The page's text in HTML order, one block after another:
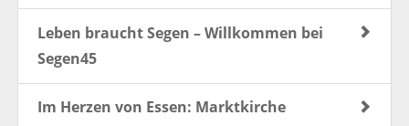
Leben braucht Segen – Willkommen bei
Segen45
Im Herzen von Essen: Marktkirche